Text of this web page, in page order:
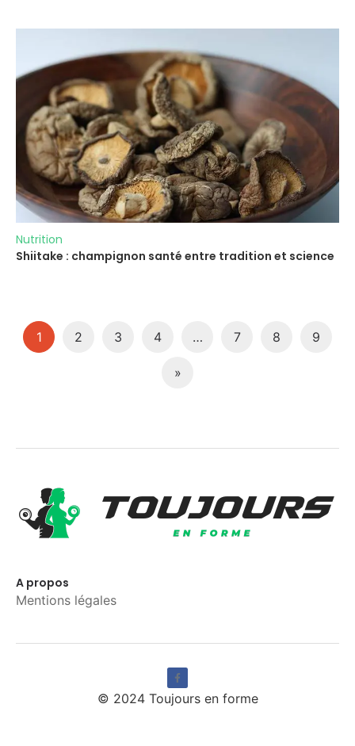
Nutrition
Shiitake : champignon santé entre tradition et science
1 2 3 4 … 7 8 9
»
A propos
Mentions légales
© 2024 Toujours en forme